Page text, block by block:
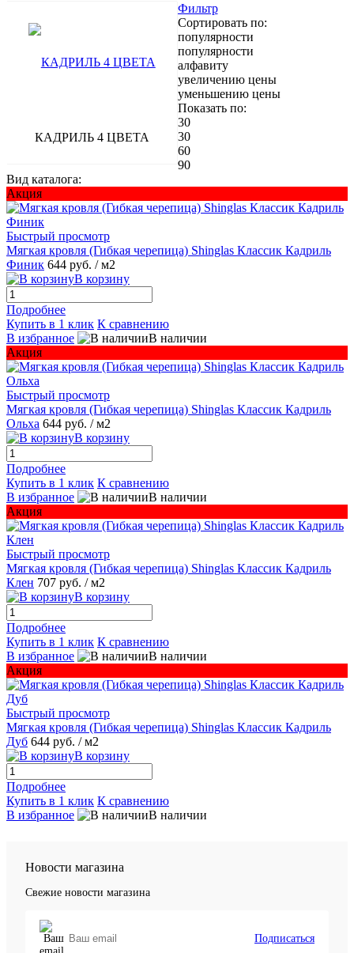
КАДРИЛЬ 4 ЦВЕТА
Фильтр
Сортировать по:
популярности
популярности
алфавиту
увеличению цены
уменьшению цены
Показать по:
30
30
60
90
Вид каталога:
Акция
Быстрый просмотр
Мягкая кровля (Гибкая черепица) Shinglas Классик Кадриль
Финик 644 руб. / м2
В корзину
Подробнее
Купить в 1 клик К сравнению
В избранное
В наличии
Акция
Быстрый просмотр
Мягкая кровля (Гибкая черепица) Shinglas Классик Кадриль
Ольха 644 руб. / м2
В корзину
Подробнее
Купить в 1 клик К сравнению
В избранное
В наличии
Акция
Быстрый просмотр
Мягкая кровля (Гибкая черепица) Shinglas Классик Кадриль
Клен 707 руб. / м2
В корзину
Подробнее
Купить в 1 клик К сравнению
В избранное
В наличии
Акция
Быстрый просмотр
Мягкая кровля (Гибкая черепица) Shinglas Классик Кадриль
Дуб 644 руб. / м2
В корзину
Подробнее
Купить в 1 клик К сравнению
В избранное
В наличии
Новости магазина
Свежие новости магазина
Подписаться